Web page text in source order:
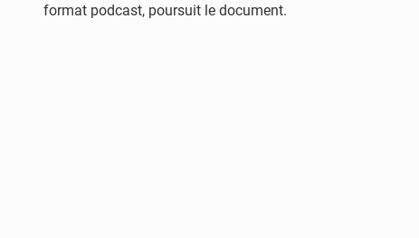
format podcast, poursuit le document.